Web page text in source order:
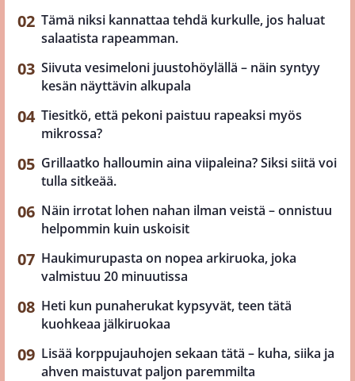
Tämä niksi kannattaa tehdä kurkulle, jos haluat
salaatista rapeamman.
Siivuta vesimeloni juustohöylällä – näin syntyy
kesän näyttävin alkupala
Tiesitkö, että pekoni paistuu rapeaksi myös
mikrossa?
Grillaatko halloumin aina viipaleina? Siksi siitä voi
tulla sitkeää.
Näin irrotat lohen nahan ilman veistä – onnistuu
helpommin kuin uskoisit
Haukimurupasta on nopea arkiruoka, joka
valmistuu 20 minuutissa
Heti kun punaherukat kypsyvät, teen tätä
kuohkeaa jälkiruokaa
Lisää korppujauhojen sekaan tätä – kuha, siika ja
ahven maistuvat paljon paremmilta